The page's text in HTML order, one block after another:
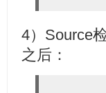
4）Source
之后：